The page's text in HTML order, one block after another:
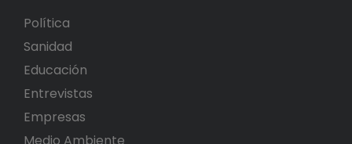
Política
Sanidad
Educación
Entrevistas
Empresas
Medio Ambiente